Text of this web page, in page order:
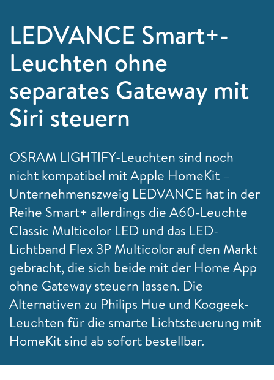
LEDVANCE Smart+-
Leuchten ohne
separates Gateway mit
Siri steuern
OSRAM LIGHTIFY-Leuchten sind noch
nicht kompatibel mit Apple HomeKit –
Unternehmenszweig LEDVANCE hat in der
Reihe Smart+ allerdings die A60-Leuchte
Classic Multicolor LED und das LED-
Lichtband Flex 3P Multicolor auf den Markt
gebracht, die sich beide mit der Home App
ohne Gateway steuern lassen. Die
Alternativen zu Philips Hue und Koogeek-
Leuchten für die smarte Lichtsteuerung mit
HomeKit sind ab sofort bestellbar.